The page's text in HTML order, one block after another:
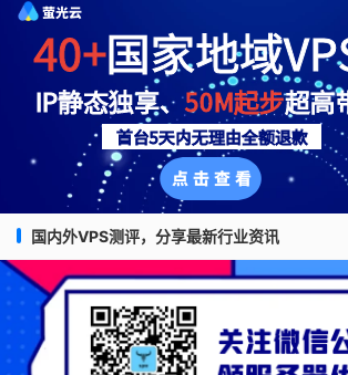
国内外VPS测评，分享最新行业资讯